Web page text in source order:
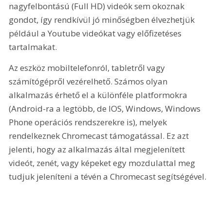
nagyfelbontású (Full HD) videók sem okoznak
gondot, így rendkívül jó minőségben élvezhetjük
például a Youtube videókat vagy előfizetéses
tartalmakat.
Az eszköz mobiltelefonról, tabletről vagy
számítógépről vezérelhető. Számos olyan
alkalmazás érhető el a különféle platformokra
(Android-ra a legtöbb, de IOS, Windows, Windows
Phone operációs rendszerekre is), melyek
rendelkeznek Chromecast támogatással. Ez azt
jelenti, hogy az alkalmazás által megjelenített
videót, zenét, vagy képeket egy mozdulattal meg
tudjuk jeleníteni a tévén a Chromecast segítségével.